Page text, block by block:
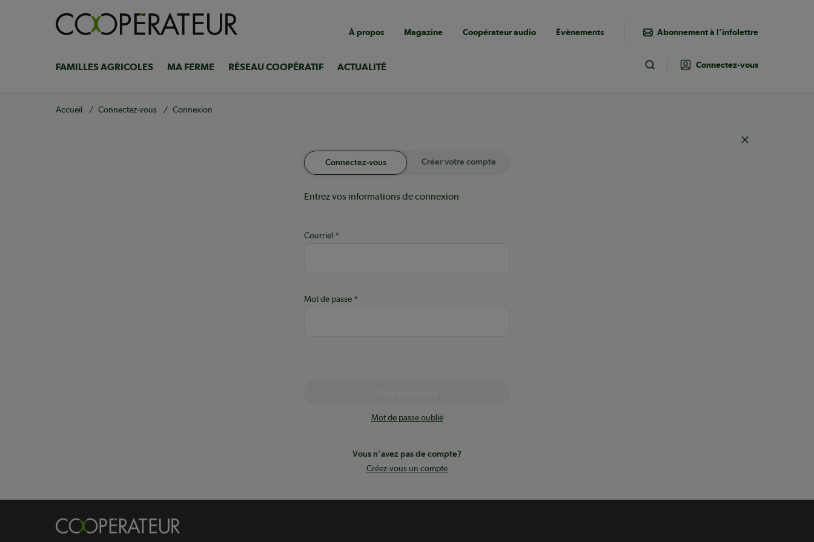
Navigation
utilitaire
À propos Magazine Coopérateur audio Évènements Abonnement à l’infolettre
Navigation
principale
FAMILLES AGRICOLES MA FERME RÉSEAU COOPÉRATIF ACTUALITÉ Toggle Search
Connectez-vous
Fil
Accueil Connectez-vous Connexion
Connectez-vous Créer votre compte
Entrez vos informations de connexion
Courriel
Mot de passe
Mot de passe oublié
Vous n’avez pas de compte?
Créez-vous un compte